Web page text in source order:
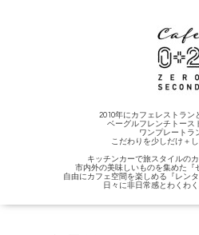
2010年にカフェレストラン
ベーグルフレンチトース
ワンプレートラ
こだわりを少しだけ＋し
キッチンカーで旅スタイルの
市内外の美味しいものを集めた『
自由にカフェ空間を楽しめる『レン
日々に非日常感とわくわ